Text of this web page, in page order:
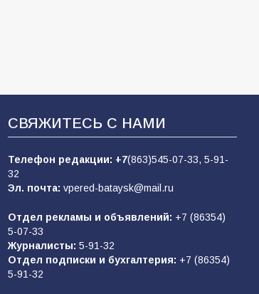
СВЯЖИТЕСЬ С НАМИ
Телефон редакции: +7(863)545-07-33, 5-91-
32
Эл. почта: vpered-bataysk@mail.ru
Отдел рекламы и объявлений: +7 (86354)
5-07-33
Журналисты: 5-91-32
Отдел подписки и бухгалтерия: +7 (86354)
5-91-32